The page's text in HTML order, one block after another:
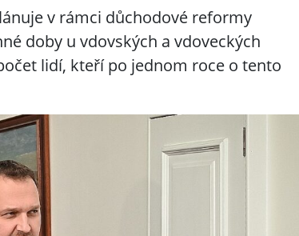
v rámci důchodové reformy
doby u vdovských a vdoveckých
lidí, kteří po jednom roce o tento